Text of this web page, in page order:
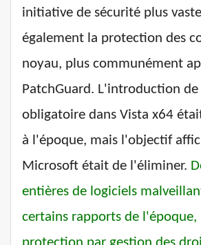
initiative de sécurité plus
également la protection des
noyau, plus communément
PatchGuard. L'introduction
obligatoire dans Vista x64
à l'époque, mais l'objectif
Microsoft était de l'éliminer.
entières de logiciels
certains rapports de l'époque,